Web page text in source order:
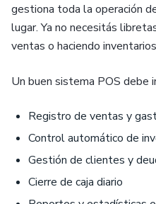
gestiona toda la operación
lugar. Ya no necesitás
ventas o haciendo
Un buen sistema POS debe
Registro de ventas y
Control automático de
Gestión de clientes y
Cierre de caja diario